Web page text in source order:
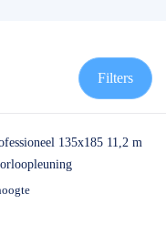
onze filters om snel
Filters
135x185 11,2 m